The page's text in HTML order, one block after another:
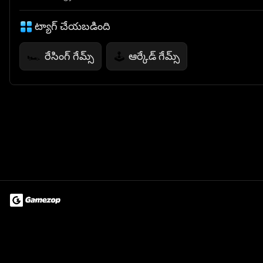
ట్యాగ్ చేయబడింది
🏎️ రేసింగ్ గేమ్స్ 🕹️ ఆర్కేడ్ గేమ్స్